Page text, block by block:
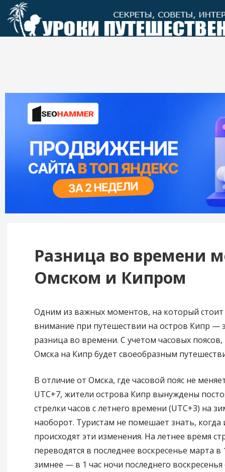
Перейти
контенту
Разница во времени
Омском и Кипром
Одним из важных моментов, на который стоит
внимание при путешествии на остров Кипр —
разница во времени. С учетом часовых поясов,
Омска на Кипр будет своеобразным
В отличие от Омска, где часовой пояс не
UTC+7, жители острова Кипр вынуждены
стрелки часов с летнего времени (UTC+3) на
наоборот. Туристам не помешает знать, когда
происходят эти изменения. На летнее время
переводятся в последнее воскресенье марта в
зимнее — в 1 час ночи последнего воскресенья